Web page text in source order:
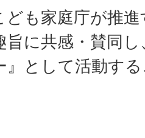
ども家庭庁が推
旨に共感・賛同
』として活動す